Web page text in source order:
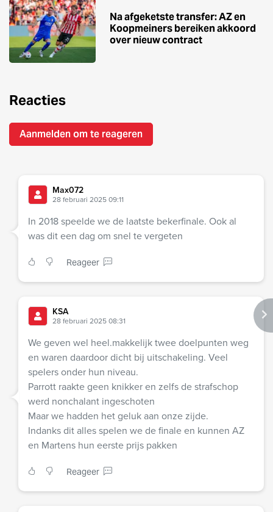
Na afgeketste transfer: AZ en
Koopmeiners bereiken akkoord
over nieuw contract
Reacties
Aanmelden om te reageren
Max072
28 februari 2025 09:11
In 2018 speelde we de laatste bekerfinale. Ook al
was dit een dag om snel te vergeten
Reageer
KSA
28 februari 2025 08:31
We geven wel heel.makkelijk twee doelpunten weg
en waren daardoor dicht bij uitschakeling. Veel
spelers onder hun niveau.
Parrott raakte geen knikker en zelfs de strafschop
werd nonchalant ingeschoten
Maar we hadden het geluk aan onze zijde.
Indanks dit alles spelen we de finale en kunnen AZ
en Martens hun eerste prijs pakken
Reageer